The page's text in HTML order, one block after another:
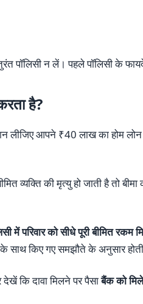
पॉलिसी न लें। पहले पॉलिसी के
है?
लीजिए आपने ₹40 लाख का होम
व्यक्ति की मृत्यु हो जाती है तो
में परिवार को सीधे पूरी बीमित रकम
साथ किए गए समझौते के अनुसार
कि दावा मिलने पर पैसाबैंक को